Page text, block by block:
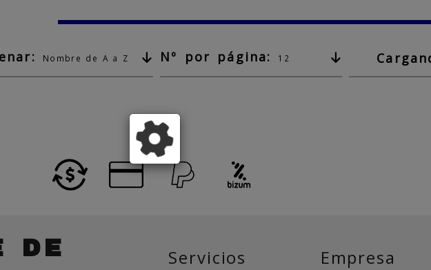
Nombre de A a Z Nº por página: 12
DE Servicios Empresa